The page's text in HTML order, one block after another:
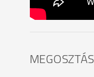
MEGOSZTÁS